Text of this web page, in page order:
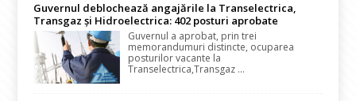
Guvernul deblochează angajările la Transelectrica,
Transgaz și Hidroelectrica: 402 posturi aprobate
Guvernul a aprobat, prin trei
memorandumuri distincte, ocuparea
posturilor vacante la
Transelectrica,Transgaz ...